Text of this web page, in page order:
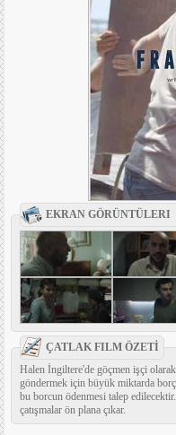
EKRAN GÖRÜNTÜLERI
ÇATLAK FILM ÖZETİ
Halen İngiltere'de göçmen işçi
göndermek için büyük miktarda
bu borcun ödenmesi talep
çatışmalar ön plana çıkar.